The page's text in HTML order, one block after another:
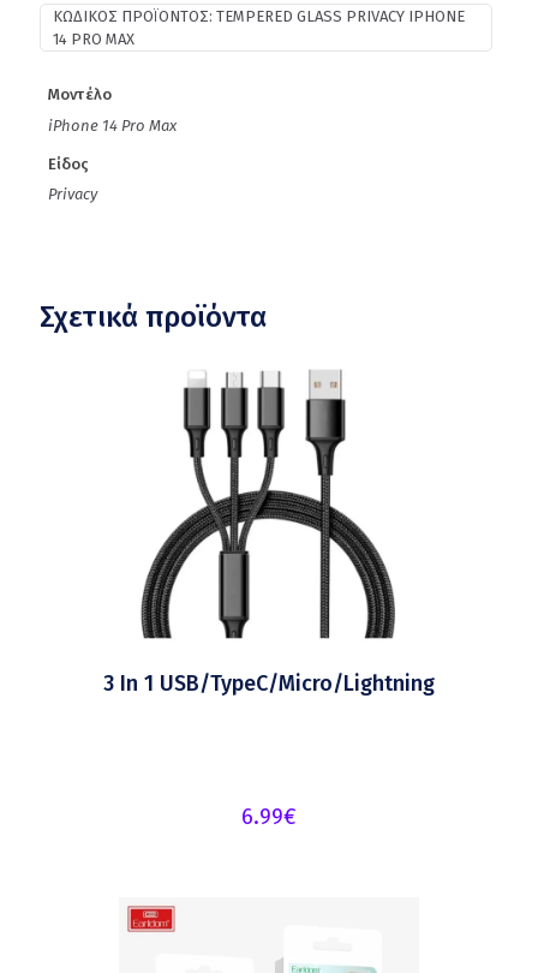
ΚΩΔΙΚΌΣ ΠΡΟΪΌΝΤΟΣ: TEMPERED GLASS PRIVACY IPHONE
14 PRO MAX
Μοντέλο
iPhone 14 Pro Max
Είδος
Privacy
Σχετικά προϊόντα
3 In 1 USB/TypeC/Micro/Lightning
6.99€